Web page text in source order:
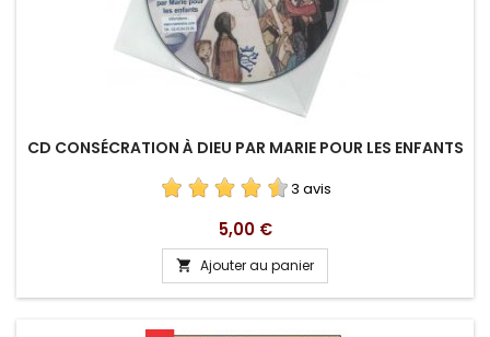
CD CONSÉCRATION À DIEU PAR MARIE POUR LES ENFANTS
3 avis
Prix
5,00 €
 Ajouter au panier